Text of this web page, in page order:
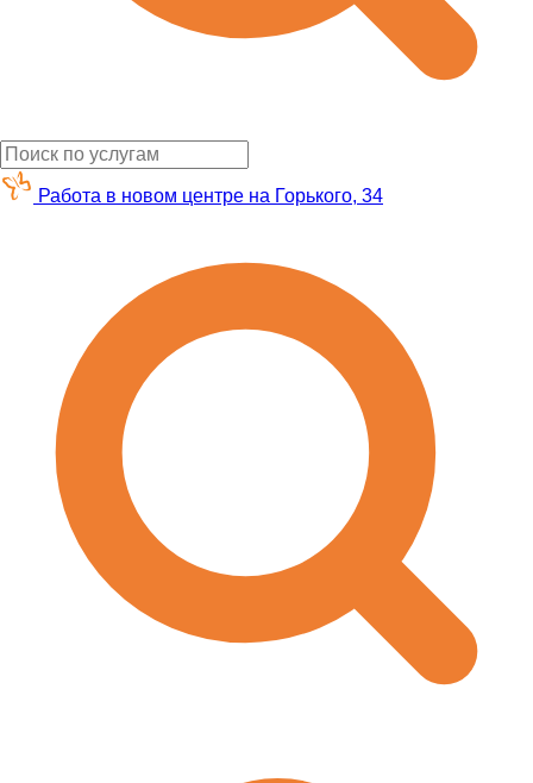
Работа в новом центре на Горького, 34